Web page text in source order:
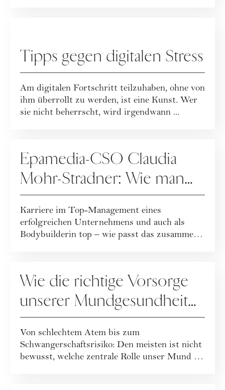
Tipps gegen digitalen Stress
Am digitalen Fortschritt teilzuhaben, ohne von
ihm überrollt zu werden, ist eine Kunst. Wer
sie nicht beherrscht, wird irgendwann ...
Epamedia-CSO Claudia
Mohr-Stradner: Wie man
Ziele wirklich erreicht
Karriere im Top-Management eines
erfolgreichen Unternehmens und auch als
Bodybuilderin top – wie passt das zusammen?
Wie die richtige Vorsorge
unserer Mundgesundheit
hilft
Von schlechtem Atem bis zum
Schwangerschaftsrisiko: Den meisten ist nicht
bewusst, welche zentrale Rolle unser Mund in